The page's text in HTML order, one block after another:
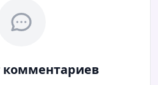
комментариев